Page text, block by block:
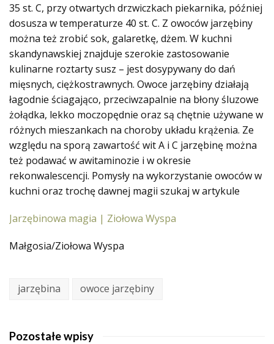
35 st. C, przy otwartych drzwiczkach piekarnika, później
dosusza w temperaturze 40 st. C. Z owoców jarzębiny
można też zrobić sok, galaretkę, dżem. W kuchni
skandynawskiej znajduje szerokie zastosowanie
kulinarne roztarty susz – jest dosypywany do dań
mięsnych, ciężkostrawnych. Owoce jarzębiny działają
łagodnie ściagająco, przeciwzapalnie na błony śluzowe
żołądka, lekko moczopędnie oraz są chętnie używane w
różnych mieszankach na choroby układu krążenia. Ze
względu na sporą zawartość wit A i C jarzębinę można
też podawać w awitaminozie i w okresie
rekonwalescencji. Pomysły na wykorzystanie owoców w
kuchni oraz trochę dawnej magii szukaj w artykule
Jarzębinowa magia | Ziołowa Wyspa
Małgosia/Ziołowa Wyspa
jarzębina owoce jarzębiny
Pozostałe wpisy